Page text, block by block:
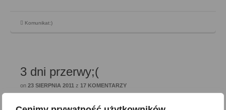
Komunikat:)
3 dni przerwy;(
on 23 SIERPNIA 2011 z 17 KOMENTARZY
Witam:) Szybciutko wyjaśniam powód przerwy z